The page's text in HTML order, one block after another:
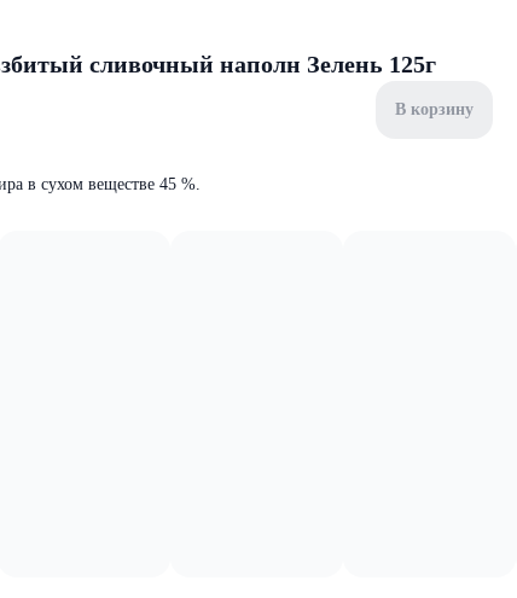
сливочный наполн Зелень 125г
В корзину
в сухом веществе 45 %.